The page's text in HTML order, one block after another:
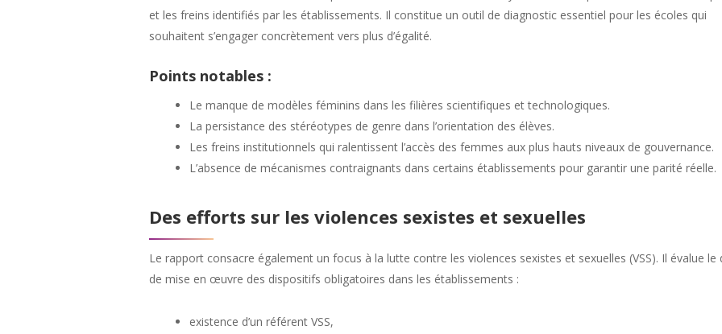
et les freins identifiés par les établissements. Il constitue un outil de diagnostic essentiel pour les écoles qui
souhaitent s’engager concrètement vers plus d’égalité.
Points notables :
Le manque de modèles féminins dans les filières scientifiques et technologiques.
La persistance des stéréotypes de genre dans l’orientation des élèves.
Les freins institutionnels qui ralentissent l’accès des femmes aux plus hauts niveaux de gouvernance.
L’absence de mécanismes contraignants dans certains établissements pour garantir une parité réelle.
Des efforts sur les violences sexistes et sexuelles
Le rapport consacre également un focus à la lutte contre les violences sexistes et sexuelles (VSS). Il évalue le
de mise en œuvre des dispositifs obligatoires dans les établissements :
existence d’un référent VSS,